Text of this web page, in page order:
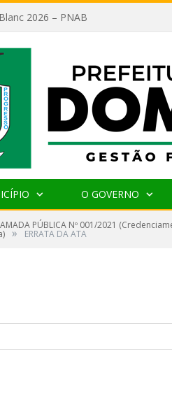
2026 – PNAB
O GOVERNO
PÚBLICA Nº 001/2021
» ERRATA DA ATA